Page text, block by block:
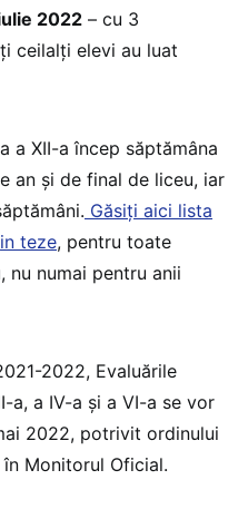
2022 – cu 3
ceilalți elevi au luat
a XII-a încep săptămâna
an și de final de liceu, iar
Găsiți aici lista
teze, pentru toate
nu numai pentru anii
2022, Evaluările
a, a IV-a și a VI-a se vor
2022, potrivit ordinului
Monitorul Oficial.